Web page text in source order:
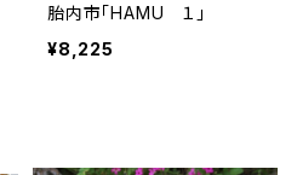
胎内市「HAMU １」
¥8,225